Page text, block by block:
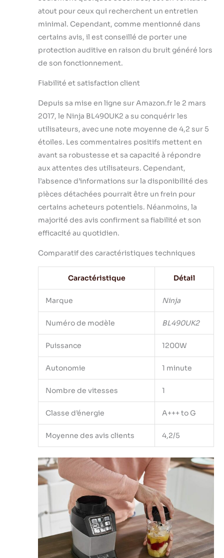
atout pour ceux qui recherchent un entretien
minimal. Cependant, comme mentionné dans
certains avis, il est conseillé de porter une
protection auditive en raison du bruit généré lors
de son fonctionnement.
Fiabilité et satisfaction client
Depuis sa mise en ligne sur Amazon.fr le 2 mars
2017, le Ninja BL490UK2 a su conquérir les
utilisateurs, avec une note moyenne de 4,2 sur 5
étoiles. Les commentaires positifs mettent en
avant sa robustesse et sa capacité à répondre
aux attentes des utilisateurs. Cependant,
l’absence d’informations sur la disponibilité des
pièces détachées pourrait être un frein pour
certains acheteurs potentiels. Néanmoins, la
majorité des avis confirment sa fiabilité et son
efficacité au quotidien.
Comparatif des caractéristiques techniques
Caractéristique Détail
Marque Ninja
Numéro de modèle BL490UK2
Puissance 1200W
Autonomie 1 minute
Nombre de vitesses 1
Classe d’énergie A+++ to G
Moyenne des avis clients 4,2/5